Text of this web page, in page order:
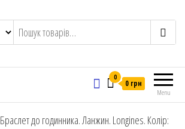
Menu
0
0 грн
Браслет до годинника. Ланжин. Longines. Колір: